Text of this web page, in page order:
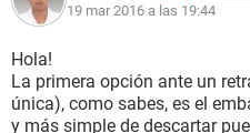
19 mar 2016 a las 19:44
Hola!
La primera opción ante un
única), como sabes, es el
y más simple de descartar